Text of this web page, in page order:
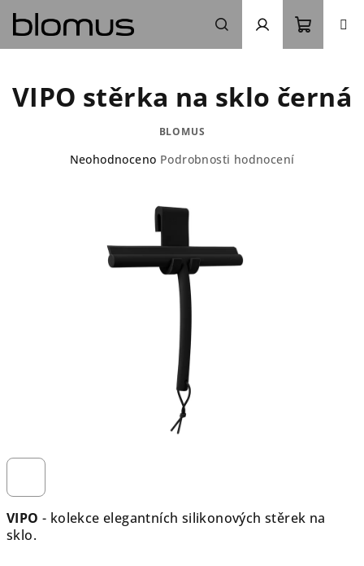
obsah
Hledat Přihlášení
košík
VIPO - kolekce elegantních silikonových stěrek na
sklo.
VIPO stěrka na sklo černá
BLOMUS
Průměrné
hvězdiček.
Neohodnoceno Podrobnosti hodnocení